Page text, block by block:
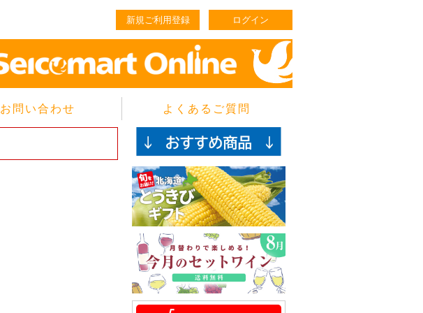
新規ご利用登録 ログイン
お問い合わせ よくあるご質問